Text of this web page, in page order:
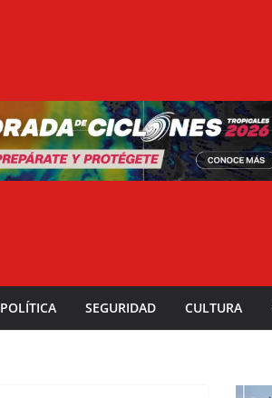
POLÍTICA SEGURIDAD CULTURA